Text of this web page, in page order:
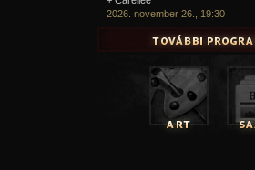
2026. november 26., 19:30